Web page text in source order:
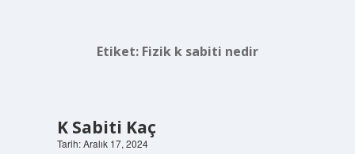
Etiket: Fizik k sabiti nedir
K Sabiti Kaç
Tarih: Aralık 17, 2024